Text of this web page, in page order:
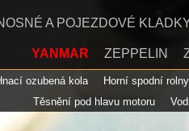
A POJEZDOVÉ
YANMAR ZEPPELIN
Hnací ozubená kola Horní spodní rolny
Těsnění pod hlavu motoru